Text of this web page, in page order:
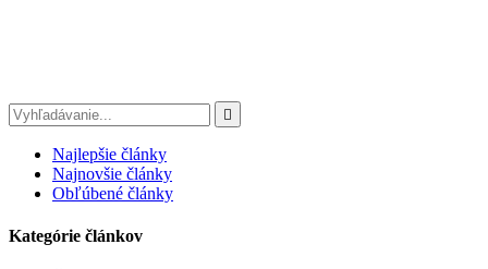

Najlepšie články
Najnovšie články
Obľúbené články
Kategórie článkov